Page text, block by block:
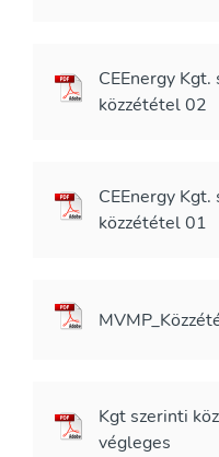
CEEnergy Kgt.
közzététel 02
CEEnergy Kgt.
közzététel 01
Kgt szerinti
végleges